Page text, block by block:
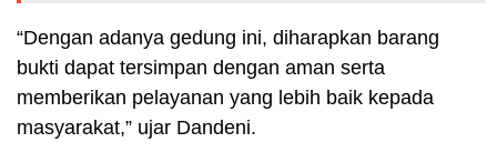
“Dengan adanya gedung ini, diharapkan barang
bukti dapat tersimpan dengan aman serta
memberikan pelayanan yang lebih baik kepada
masyarakat,” ujar Dandeni.